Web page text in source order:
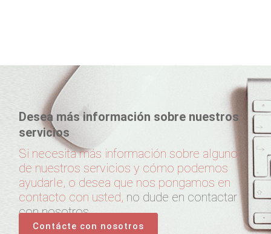
Desea más información sobre nuestros
servicios
Si necesita más información sobre alguno
de nuestros servicios y cómo podemos
ayudarle, o desea que nos pongamos en
contacto con usted, no dude en contactar
con nosotros.
Contácte con nosotros